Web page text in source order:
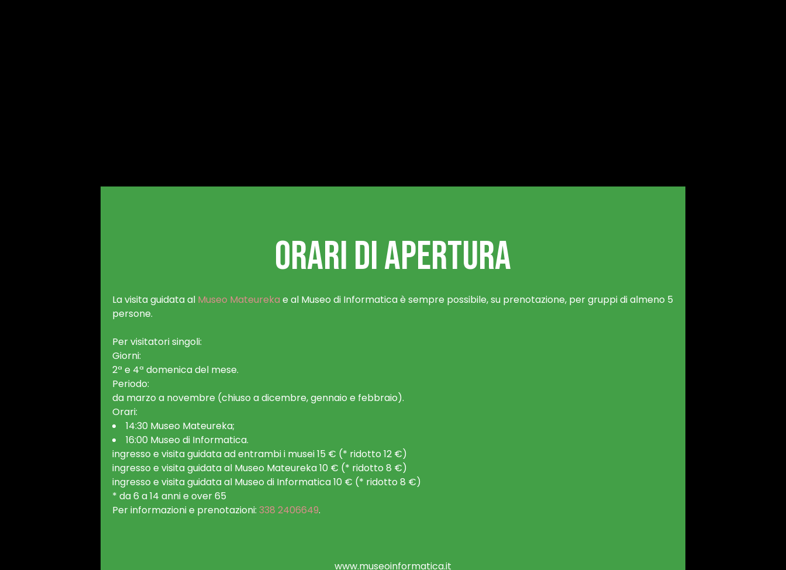
ORARI DI APERTURA
La visita guidata al Museo Mateureka e al Museo di Informatica è sempre possibile, su prenotazione, per gruppi di almeno 5
persone.
Per visitatori singoli:
Giorni:
2ª e 4ª domenica del mese.
Periodo:
da marzo a novembre (chiuso a dicembre, gennaio e febbraio).
Orari:
14:30 Museo Mateureka;
16:00 Museo di Informatica.
ingresso e visita guidata ad entrambi i musei 15 € (* ridotto 12 €)
ingresso e visita guidata al Museo Mateureka 10 € (* ridotto 8 €)
ingresso e visita guidata al Museo di Informatica 10 € (* ridotto 8 €)
* da 6 a 14 anni e over 65
Per informazioni e prenotazioni: 338 2406649.
www.museoinformatica.it